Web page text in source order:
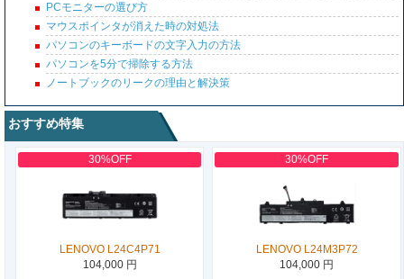
PCモニターの選び方
マウスポインタが消えた時の対処法
パソコンのキーボードの文字入力の方法
パソコンを5分で掃除する方法
ノートブックのリークの理由と解決策
おすすめ特集
30%OFF
LENOVO L24C4P71
104,000 円
30%OFF
LENOVO L24M3P72
104,000 円